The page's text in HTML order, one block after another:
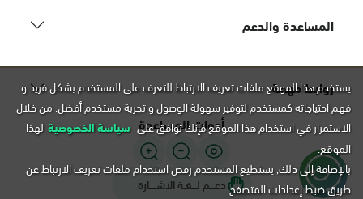
المساعدة والدعم
روابط مهمة
أدوات المساعدة
دعـــم لـــغـة الاشــــارة
يستخدم هذا الموقع ملفات تعريف الارتباط للتعرف على المستخدم بشكل فريد و
فهم احتياجاته كمستخدم لتوفير سهولة الوصول و تجربة مستخدم أفضل. من خلال
الاستمرار في استخدام هذا الموقع فإنك توافق على سياسة الخصوصية لهذا
الموقع.
بالإضافة إلى ذلك, يستطيع المستخدم رفض استخدام ملفات تعريف الارتباط عن
طريق ضبط إعدادات المتصفح.